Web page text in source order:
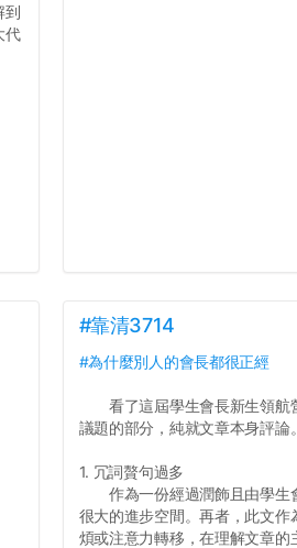
到
代
#靠清3714
#為什麼別人的會長都很正經
看了這屆學生會長新生領航
議題的部分，純就文章本身評論。
1. 冗詞贅句過多
作為一份經過潤飾且由學生
很大的進步空間。再者，此文
煩或注意力轉移，在理解文章的